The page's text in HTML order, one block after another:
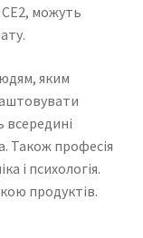
можуть
яким
всередині
Також професія
і психологія.
продуктів.